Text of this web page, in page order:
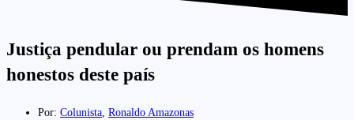
Justiça pendular ou prendam os homens
honestos deste país
Por: Colunista, Ronaldo Amazonas